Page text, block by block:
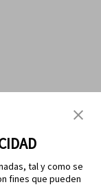
tal y como se
fines que pueden